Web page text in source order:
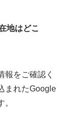
地はどこ
報をご確認く
まれたGoogle